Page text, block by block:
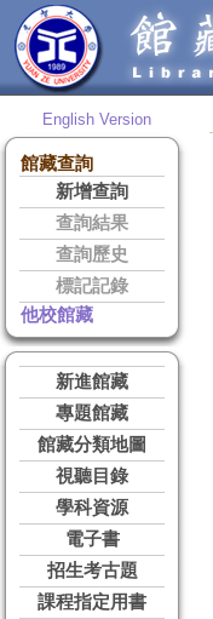
English Version
館藏查詢
新增查詢
查詢結果
查詢歷史
標記記錄
他校館藏
新進館藏
專題館藏
館藏分類地圖
視聽目錄
學科資源
電子書
招生考古題
課程指定用書